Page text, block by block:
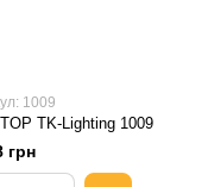
1009
TK-Lighting 1009
грн